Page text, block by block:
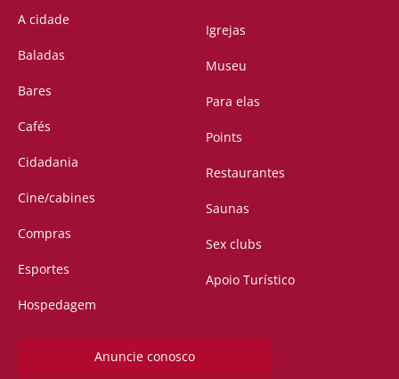
A cidade
Baladas
Bares
Cafés
Cidadania
Cine/cabines
Compras
Esportes
Hospedagem
Igrejas
Museu
Para elas
Points
Restaurantes
Saunas
Sex clubs
Apoio Turístico
Anuncie conosco